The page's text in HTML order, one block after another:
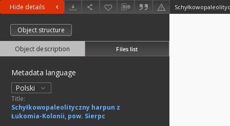
Hide details
Object structure
Object description Files list
Metadata language
Polski
Title:
Schyłkowopaleolityczny harpun z
Łukomia-Kolonii, pow. Sierpc